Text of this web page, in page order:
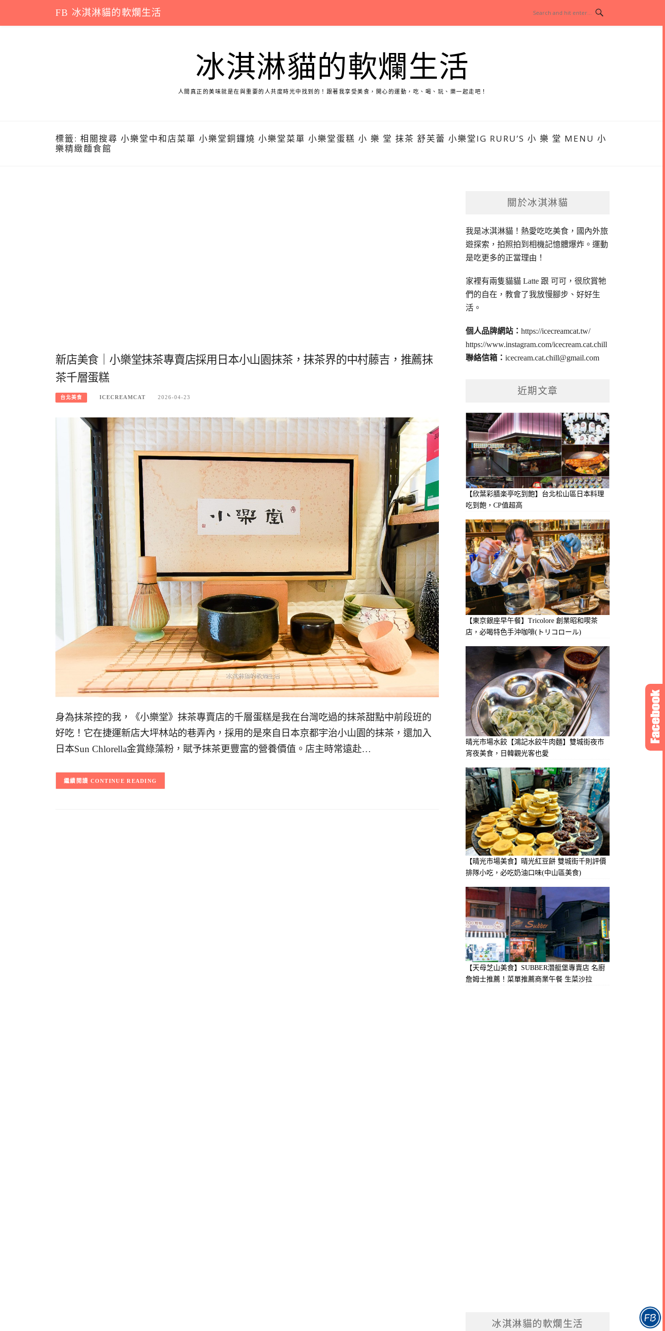
content
FB 冰淇淋貓的軟爛生活
冰淇淋貓的軟爛生活
人間真正的美味就是在與重要的人共度時光中找到的！跟著我享受美食，開心的運動，吃、喝、玩、樂一起走吧！
標籤: 相關搜尋 小樂堂中和店菜單 小樂堂銅鑼燒 小樂堂菜單 小樂堂蛋糕 小 樂 堂 抹茶 舒芙蕾 小樂堂IG RURU’S 小 樂 堂 MENU 小
樂精緻麵食館
新店美食｜小樂堂抹茶專賣店採用日本小山園抹茶，抹茶界的中村藤吉，推薦抹
茶千層蛋糕
台北美食 ICECREAMCAT 2026-04-23
身為抺茶控的我，《小樂堂》抹茶專賣店的千層蛋糕是我在台灣吃過的抹茶甜點中前段班的
好吃！它在捷運新店大坪林站的巷弄內，採用的是來自日本京都宇治小山園的抹茶，還加入
日本Sun Chlorella金賞綠藻粉，賦予抹茶更豐富的營養價值。店主時常遠赴…
CONTINUE READING
關於冰淇淋貓
我是冰淇淋貓！ 熱愛吃吃美食，國內外旅
遊探索，拍照拍到相機記憶體爆炸。運動
是吃更多的正當理由！
家裡有兩隻貓貓 Latte 跟 可可，很欣賞牠
們的自在，教會了我放慢腳步、好好生
活。
個人品牌網站：https://icecreamcat.tw/
https://www.instagram.com/icecream.cat.chill
聯絡信箱：icecream.cat.chill@gmail.com
近期文章
【欣葉彩膳楽亭吃到飽】台北松山區日本料理
吃到飽，CP值超高
【東京銀座早午餐】Tricolore 創業昭和喫茶
店，必喝特色手沖咖啡(トリコロール)
晴光市場水餃【鴻記水餃牛肉麵】雙城街夜市
宵夜美食，日韓觀光客也愛
【晴光市場美食】晴光紅豆餅 雙城街千則評價
排隊小吃，必吃奶油口味(中山區美食)
【天母芝山美食】SUBBER潛艇堡專賣店 名廚
詹姆士推薦！菜單推薦商業午餐 生菜沙拉
冰淇淋貓的軟爛生活